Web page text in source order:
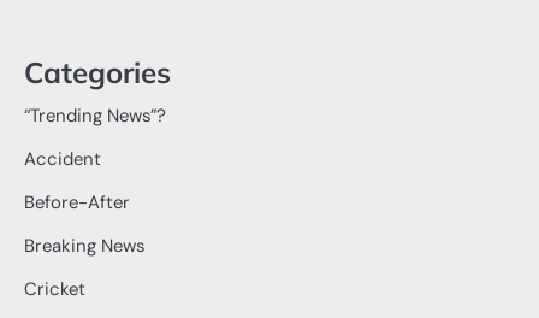
Categories
“Trending News”?
Accident
Before-After
Breaking News
Cricket